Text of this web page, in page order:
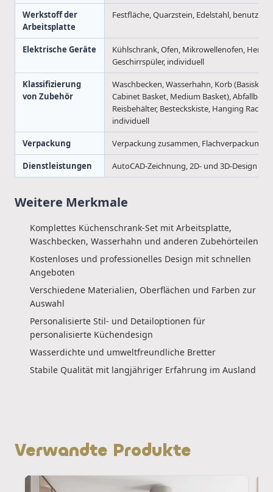
Werkstoff der
Arbeitsplatte
Festfläche, Quarzstein, Edelstahl,
Elektrische Geräte
Kühlschrank, Ofen, Mikrowellenofen, Herd,
Geschirrspüler, individuell
Klassifizierung
von Zubehör
Waschbecken, Wasserhahn, Korb
Cabinet Basket, Medium Basket),
Reisbehälter, Besteckskiste, Hanging Rack
individuell
Verpackung Verpackung zusammen, Flachverpackung
Dienstleistungen AutoCAD-Zeichnung, 2D- und 3D-Design
Weitere Merkmale
Komplettes Küchenschrank-Set mit Arbeitsplatte,
Waschbecken, Wasserhahn und anderen Zubehörteilen
Kostenloses und professionelles Design mit schnellen
Angeboten
Verschiedene Materialien, Oberflächen und Farben zur
Auswahl
Personalisierte Stil- und Detailoptionen für
personalisierte Küchendesign
Wasserdichte und umweltfreundliche Bretter
Stabile Qualität mit langjähriger Erfahrung im Ausland
Verwandte Produkte